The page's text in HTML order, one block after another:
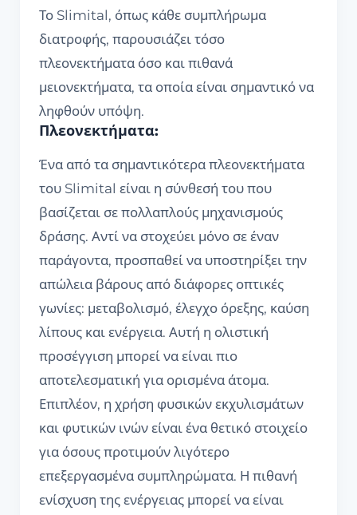
Το Slimital, όπως κάθε συμπλήρωμα
διατροφής, παρουσιάζει τόσο
πλεονεκτήματα όσο και πιθανά
μειονεκτήματα, τα οποία είναι σημαντικό να
ληφθούν υπόψη.
Πλεονεκτήματα:
Ένα από τα σημαντικότερα πλεονεκτήματα
του Slimital είναι η σύνθεσή του που
βασίζεται σε πολλαπλούς μηχανισμούς
δράσης. Αντί να στοχεύει μόνο σε έναν
παράγοντα, προσπαθεί να υποστηρίξει την
απώλεια βάρους από διάφορες οπτικές
γωνίες: μεταβολισμό, έλεγχο όρεξης, καύση
λίπους και ενέργεια. Αυτή η ολιστική
προσέγγιση μπορεί να είναι πιο
αποτελεσματική για ορισμένα άτομα.
Επιπλέον, η χρήση φυσικών εκχυλισμάτων
και φυτικών ινών είναι ένα θετικό στοιχείο
για όσους προτιμούν λιγότερο
επεξεργασμένα συμπληρώματα. Η πιθανή
ενίσχυση της ενέργειας μπορεί να είναι